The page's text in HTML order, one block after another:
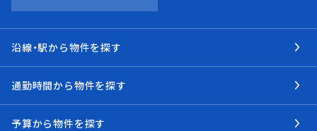
沿線・駅から物件を探す
通勤時間から物件を探す
予算から物件を探す